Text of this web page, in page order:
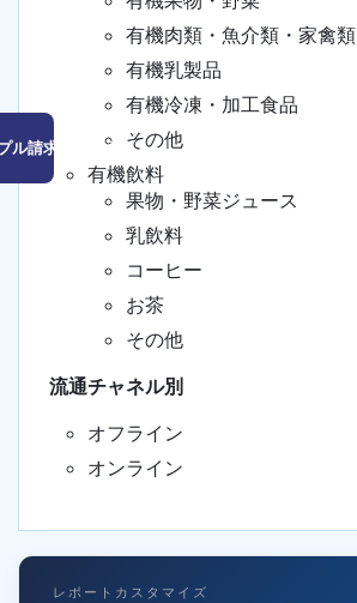
ル請求はこちら
有機肉類・魚介類・家禽類
有機乳製品
有機冷凍・加工食品
その他
有機飲料
果物・野菜ジュース
乳飲料
コーヒー
お茶
その他
流通チャネル別
オフライン
オンライン
レポートカスタマイズ